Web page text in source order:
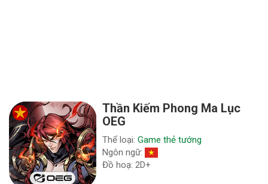
Thần Kiếm Phong Ma Lục
OEG
Thể loại:Game thẻ tướng
Ngôn ngữ:
Đồ hoạ: 2D+